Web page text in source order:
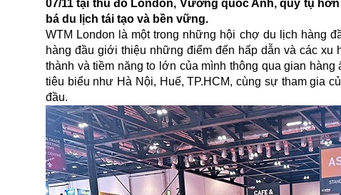
07/11 tại thủ đô London, Vương quốc Anh, quy tụ
bá du lịch tái tạo và bền vững.
WTM London là một trong những hội chợ du lịch hàng
hàng đầu giới thiệu những điểm đến hấp dẫn và các
thành và tiềm năng to lớn của mình thông qua gian
tiêu biểu như Hà Nội, Huế, TP.HCM, cùng sự tham gia
đầu.